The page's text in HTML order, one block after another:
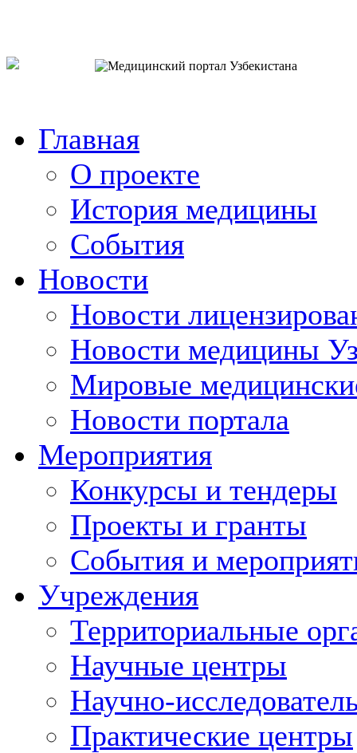
Главная
О проекте
История медицины
События
Новости
Новости
Новости медицины
Мировые
Новости портала
Мероприятия
Конкурсы и тендеры
Проекты и гранты
События и
Учреждения
Территориальные
Научные центры
Научно-
Практические центры